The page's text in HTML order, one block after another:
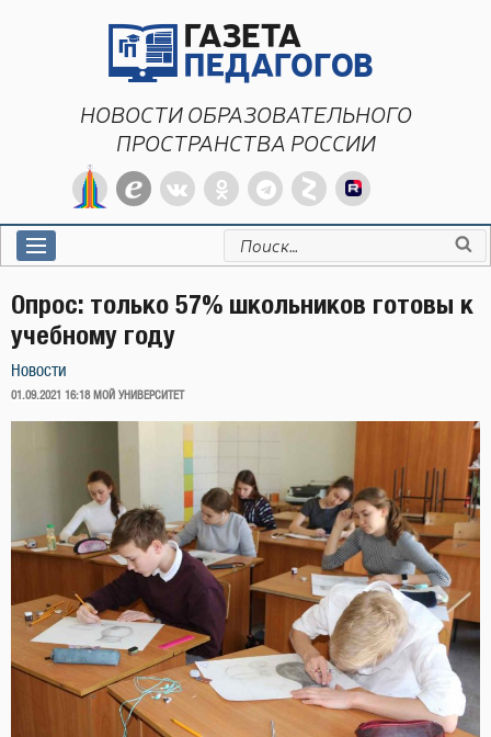
НОВОСТИ ОБРАЗОВАТЕЛЬНОГО
ПРОСТРАНСТВА РОССИИ
Искать:
Опрос: только 57% школьников готовы к
учебному году
Новости
ОПУБЛИКОВАНО
01.09.2021 16:18 МОЙ УНИВЕРСИТЕТ